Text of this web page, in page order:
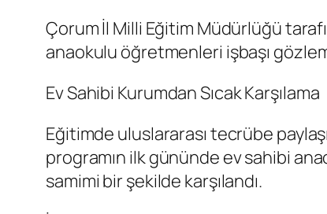
Çorum İl Milli Eğitim Müdürlüğü
anaokulu öğretmenleri işbaşı
Ev Sahibi Kurumdan Sıcak Karşılama
Eğitimde uluslararası tecrübe
programın ilk gününde ev sahibi
samimi bir şekilde karşılandı.